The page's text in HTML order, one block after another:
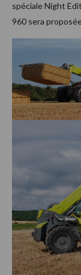
spéciale Night
960 sera